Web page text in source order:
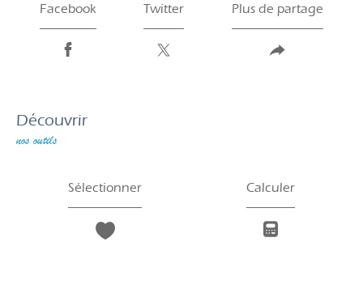
Facebook Twitter Plus de partage
découvrir
nos outils
Sélectionner Calculer